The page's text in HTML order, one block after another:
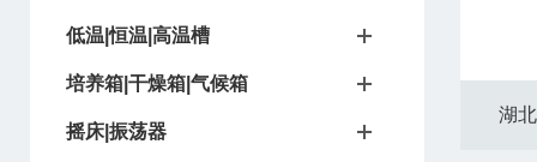
低温|恒温|高温槽
培养箱|干燥箱|气候箱
摇床|振荡器
湖